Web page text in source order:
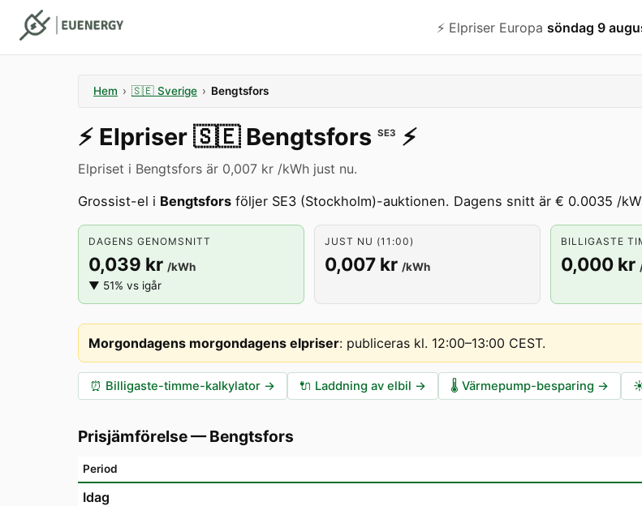
⚡️ Elpriser Europa söndag 9
Hem › 🇸🇪 Sverige › Bengtsfors
⚡️ Elpriser 🇸🇪 Bengtsfors SE3 ⚡️
Elpriset i Bengtsfors är 0,007 kr /kWh just nu.
Grossist-el i Bengtsfors följer SE3 (Stockholm)-auktionen. Dagens snitt är € 0.0035 /
DAGENS GENOMSNITT
0,039 kr /kWh
▼ 51% vs igår
JUST NU (11:00)
0,007 kr /kWh
BILLIGASTE
0,000 kr
Morgondagens morgondagens elpriser: publiceras kl. 12:00–13:00 CEST.
⏰ Billigaste-timme-kalkylator → 🔌 Laddning av elbil → 🌡️ Värmepump-besparing →
Prisjämförelse—Bengtsfors
Period
Idag